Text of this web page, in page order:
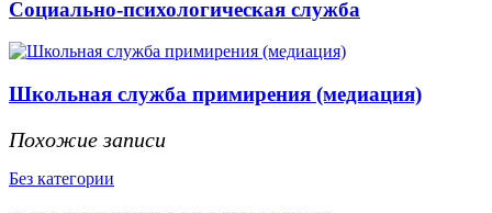
Социально-психологическая служба
Школьная служба примирения (медиация)
Похожие записи
Без категории